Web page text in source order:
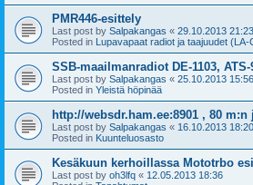
PMR446-esittely
Last post by Salpakangas « 29.10.2013 21:23
Posted in Lupavapaat radiot ja taajuudet (LA-
SSB-maailmanradiot DE-1103,
Last post by Salpakangas « 25.10.2013 15:56
Posted in Yleistä höpinää
http://websdr.ham.ee:8901 , 80
Last post by Salpakangas « 16.10.2013 18:20
Posted in Kuunteluosasto
Kesäkuun kerhoillassa Mototrbo
Last post by oh3lfq « 12.05.2013 18:36